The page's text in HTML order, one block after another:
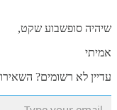
שיהיה סופשבוע שקט,
אמיתי
עדיין לא רשומים?